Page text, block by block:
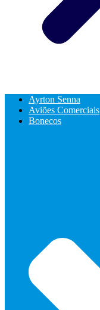
Ayrton Senna
Aviões Comerciais
Bonecos